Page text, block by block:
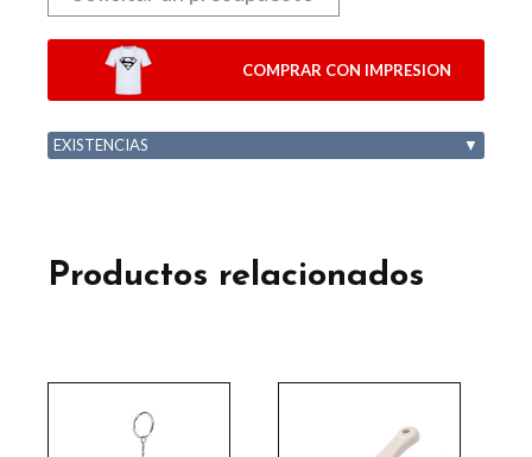
COMPRAR CON IMPRESION
EXISTENCIAS ▼
Productos relacionados
producto
producto